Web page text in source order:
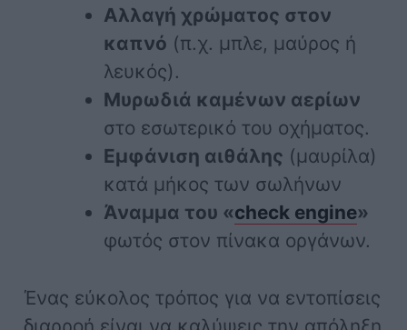
Αλλαγή χρώματος στον
καπνό (π.χ. μπλε, μαύρος ή
λευκός).
Μυρωδιά καμένων αερίων
στο εσωτερικό του οχήματος.
Εμφάνιση αιθάλης (μαυρίλα)
κατά μήκος των σωλήνων
Άναμμα του «check engine»
φωτός στον πίνακα οργάνων.
Ένας εύκολος τρόπος για να εντοπίσεις